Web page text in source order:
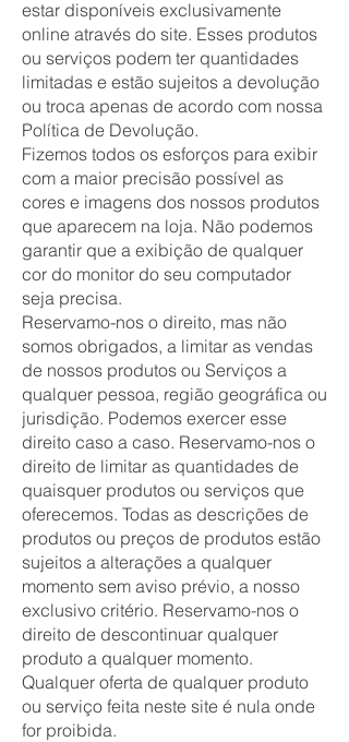
estar disponíveis exclusivamente
online através do site. Esses produtos
ou serviços podem ter quantidades
limitadas e estão sujeitos a devolução
ou troca apenas de acordo com nossa
Política de Devolução.
Fizemos todos os esforços para exibir
com a maior precisão possível as
cores e imagens dos nossos produtos
que aparecem na loja. Não podemos
garantir que a exibição de qualquer
cor do monitor do seu computador
seja precisa.
Reservamo-nos o direito, mas não
somos obrigados, a limitar as vendas
de nossos produtos ou Serviços a
qualquer pessoa, região geográfica ou
jurisdição. Podemos exercer esse
direito caso a caso. Reservamo-nos o
direito de limitar as quantidades de
quaisquer produtos ou serviços que
oferecemos. Todas as descrições de
produtos ou preços de produtos estão
sujeitos a alterações a qualquer
momento sem aviso prévio, a nosso
exclusivo critério. Reservamo-nos o
direito de descontinuar qualquer
produto a qualquer momento.
Qualquer oferta de qualquer produto
ou serviço feita neste site é nula onde
for proibida.